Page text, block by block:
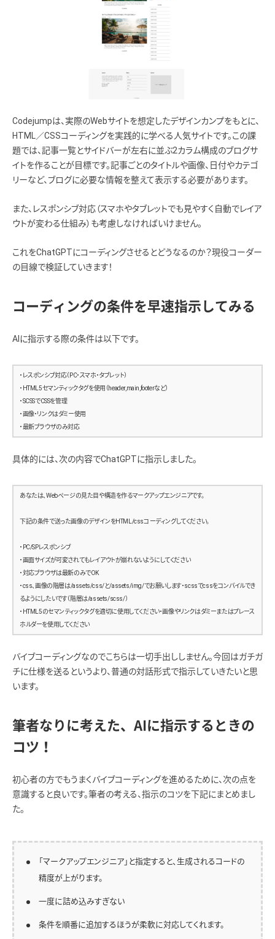
Codejumpは、実際のWebサイトを想定したデザインカンプをもとに、
HTML／CSSコーディングを実践的に学べる人気サイトです。この課
題では、記事一覧とサイドバーが左右に並ぶ2カラム構成のブログサ
イトを作ることが目標です。記事ごとのタイトルや画像、日付やカテゴ
リーなど、ブログに必要な情報を整えて表示する必要があります。
また、レスポンシブ対応（スマホやタブレットでも見やすく自動でレイア
ウトが変わる仕組み）も考慮しなければいけません。
これをChatGPTにコーディングさせるとどうなるのか？現役コーダー
の目線で検証していきます！
コーディングの条件を早速指示してみる
AIに指示する際の条件は以下です。
・レスポンシブ対応（PC・スマホ・タブレット）
・HTML5セマンティックタグを使用（header,main,footerなど）
・SCSSでCSSを管理
・画像・リンクはダミー使用
・最新ブラウザのみ対応
具体的には、次の内容でChatGPTに指示しました。
あなたは、Webページの見た目や構造を作るマークアップエンジニアです。
下記の条件で送った画像のデザインをHTML/cssコーディングしてください。
・PC/SPレスポンシブ
・画面サイズが可変されてもレイアウトが崩れないようにしてください
・対応ブラウザは最新のみでOK
・css、画像の階層は/assets/css/と/assets/img/でお願いします・scssでcssをコンパイルでき
るようにしたいです（階層は/assets/scss/）
・HTML5のセマンティックタグを適切に使用してください・画像やリンクはダミーまたはプレース
ホルダーを使用してください
バイブコーディングなのでこちらは一切手出ししません。今回はガチガ
チに仕様を送るというより、普通の対話形式で指示していきたいと思
います。
筆者なりに考えた、AIに指示するときの
コツ ！
初心者の方でもうまくバイブコーディングを進めるために、次の点を
意識すると良いです。筆者の考える、指示のコツを下記にまとめまし
た。
「マークアップエンジニア」と指定すると、生成されるコードの
精度が上がります。
一度に詰め込みすぎない
条件を順番に追加するほうが柔軟に対応してくれます。